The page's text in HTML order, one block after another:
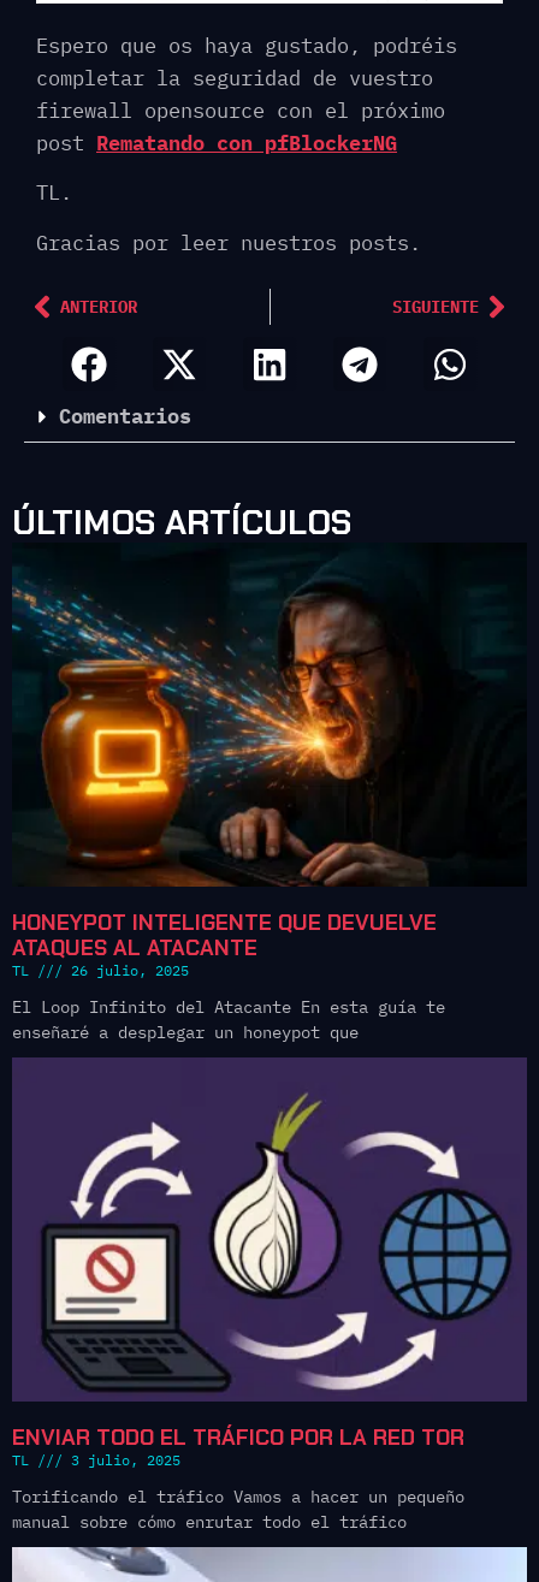
Espero que os haya gustado, podréis
completar la seguridad de vuestro
firewall opensource con el próximo
post Rematando con pfBlockerNG
TL.
Gracias por leer nuestros posts.
ANTERIOR SIGUIENTE
Comentarios
ÚLTIMOS ARTÍCULOS
HONEYPOT INTELIGENTE QUE DEVUELVE
ATAQUES AL ATACANTE
TL 26 julio, 2025
El Loop Infinito del Atacante En esta guía te
enseñaré a desplegar un honeypot que
ENVIAR TODO EL TRÁFICO POR LA RED TOR
TL 3 julio, 2025
Torificando el tráfico Vamos a hacer un pequeño
manual sobre cómo enrutar todo el tráfico